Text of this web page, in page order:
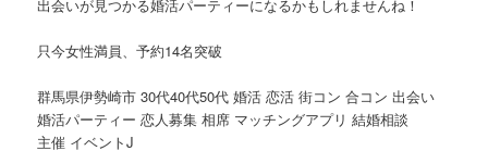
出会いが見つかる婚活パーティーになるかもしれませんね！
只今女性満員、予約14名突破
群馬県伊勢崎市 30代40代50代 婚活 恋活 街コン 合コン 出会い
婚活パーティー 恋人募集 相席 マッチングアプリ 結婚相談
主催 イベントJ